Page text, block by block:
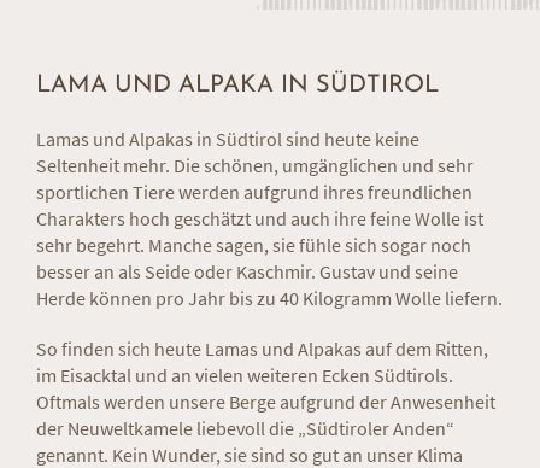
LAMA UND ALPAKA IN SÜDTIROL
Lamas und Alpakas in Südtirol sind heute keine
Seltenheit mehr. Die schönen, umgänglichen und sehr
sportlichen Tiere werden aufgrund ihres freundlichen
Charakters hoch geschätzt und auch ihre feine Wolle ist
sehr begehrt. Manche sagen, sie fühle sich sogar noch
besser an als Seide oder Kaschmir. Gustav und seine
Herde können pro Jahr bis zu 40 Kilogramm Wolle liefern.
So finden sich heute Lamas und Alpakas auf dem Ritten,
im Eisacktal und an vielen weiteren Ecken Südtirols.
Oftmals werden unsere Berge aufgrund der Anwesenheit
der Neuweltkamele liebevoll die „Südtiroler Anden“
genannt. Kein Wunder, sie sind so gut an unser Klima